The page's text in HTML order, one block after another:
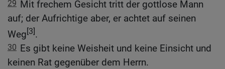
29 Mit frechem Gesicht tritt der gottlose Mann
auf; der Aufrichtige aber, er achtet auf seinen
Weg[3].
30 Es gibt keine Weisheit und keine Einsicht und
keinen Rat gegenüber dem Herrn.